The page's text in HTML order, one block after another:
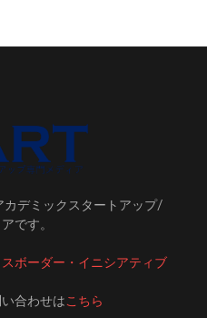
デミックスタートアップ/
です。
ボーダー・イニシアティブ
合わせはこちら